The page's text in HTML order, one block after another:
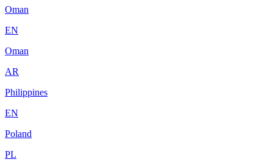
Oman
EN
Oman
AR
Philippines
EN
Poland
PL